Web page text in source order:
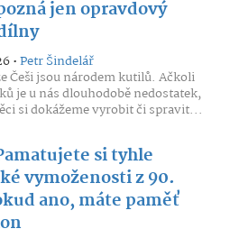
jen opravdový
•Petr Šindelář
Češi jsou národem kutilů. Ačkoli
je u nás dlouhodobě nedostatek,
si dokážeme vyrobit či spravit...
si tyhle
vymoženosti z 90.
ano, máte paměť